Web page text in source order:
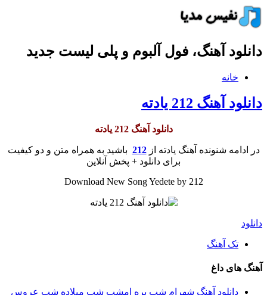
دانلود آهنگ، فول آلبوم و پلی لیست جدید
خانه
دانلود آهنگ 212 یادته
دانلود آهنگ 212 یادته
در ادامه شنونده آهنگ یادته از212 باشید به همراه متن و دو کیفیت
برای دانلود + پخش آنلاین
Download New Song Yedete by 212
دانلود
تک آهنگ
آهنگ های داغ
دانلود آهنگ شهرام شب‌ پره امشب شب میلاده شب عروس